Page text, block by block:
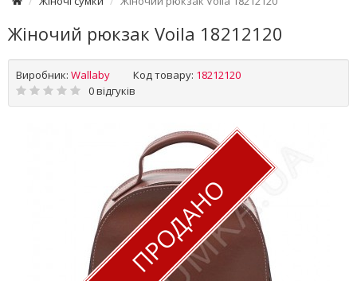
Жіночий рюкзак Voila 18212120
Виробник: Wallaby Код товару: 18212120
0 відгуків
ПРОДАНО